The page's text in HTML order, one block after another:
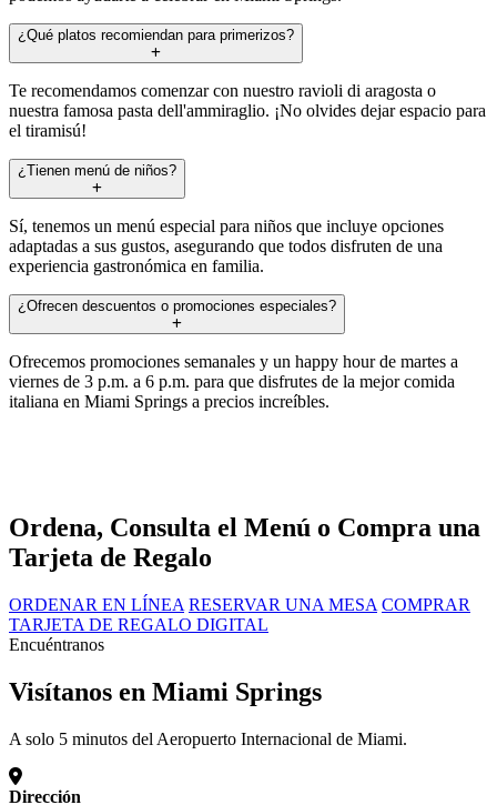
¿Qué platos recomiendan para primerizos?
Te recomendamos comenzar con nuestro ravioli di aragosta o
nuestra famosa pasta dell'ammiraglio. ¡No olvides dejar espacio para
el tiramisú!
¿Tienen menú de niños?
Sí, tenemos un menú especial para niños que incluye opciones
adaptadas a sus gustos, asegurando que todos disfruten de una
experiencia gastronómica en familia.
¿Ofrecen descuentos o promociones especiales?
Ofrecemos promociones semanales y un happy hour de martes a
viernes de 3 p.m. a 6 p.m. para que disfrutes de la mejor comida
italiana en Miami Springs a precios increíbles.
Ordena, Consulta el Menú o Compra una
Tarjeta de Regalo
ORDENAR EN LÍNEA RESERVAR UNA MESA COMPRAR
TARJETA DE REGALO DIGITAL
Encuéntranos
Visítanos en Miami Springs
A solo 5 minutos del Aeropuerto Internacional de Miami.
Dirección